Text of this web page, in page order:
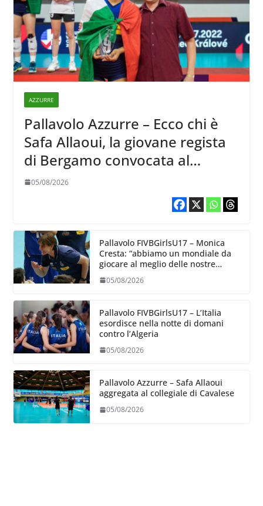
AZZURRE
Pallavolo Azzurre – Ecco chi è
Safa Allaoui, la giovane regista
di Bergamo convocata al
collegiale di Cavalese
05/08/2026
Pallavolo FIVBGirlsU17 – Monica
Cresta: “abbiamo un mondiale da
giocare al meglio delle nostre
05/08/2026
Pallavolo FIVBGirlsU17 – L’Italia
esordisce nella notte di domani
contro l’Algeria
05/08/2026
Pallavolo Azzurre – Safa Allaoui
aggregata al collegiale di Cavalese
05/08/2026